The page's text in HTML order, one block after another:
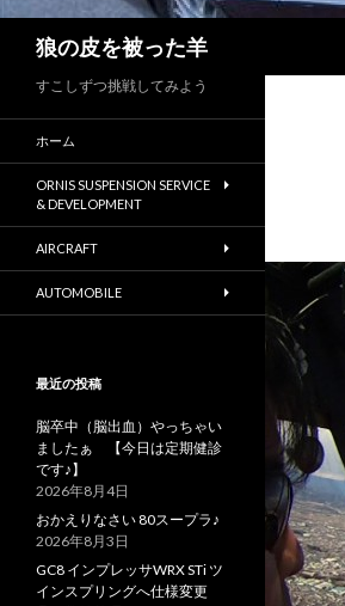
狼の皮を被った羊
すこしずつ挑戦してみよう
ホーム
ORNIS SUSPENSION SERVICE
& DEVELOPMENT
AIRCRAFT
AUTOMOBILE
最近の投稿
脳卒中（脳出血）やっちゃい
ましたぁ 【今日は定期健診
です♪】
2026年8月4日
おかえりなさい 80スープラ♪
2026年8月3日
GC8 インプレッサWRX STi ツ
インスプリングへ仕様変更